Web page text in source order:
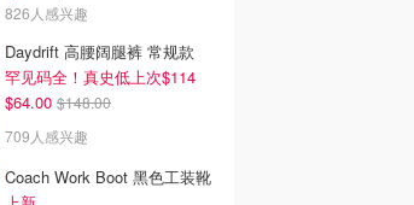
826人感兴趣
Daydrift 高腰阔腿裤 常规款
罕见码全！真史低上次$114
$64.00 $148.00
709人感兴趣
Coach Work Boot 黑色工装靴